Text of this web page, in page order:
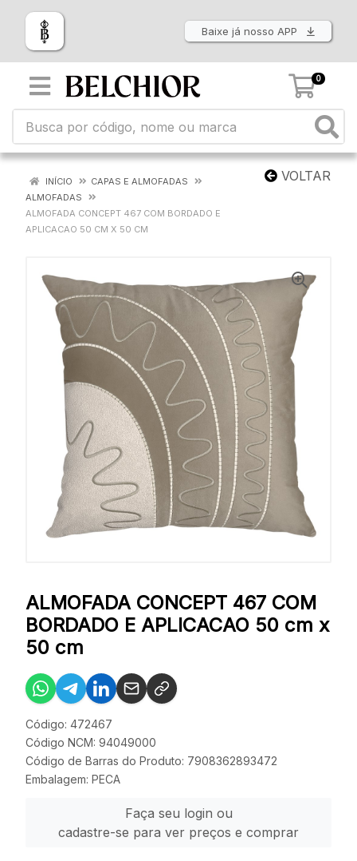
Baixe já nosso APP
0
VOLTAR
INÍCIO
CAPAS E ALMOFADAS
ALMOFADAS
ALMOFADA CONCEPT 467 COM BORDADO E
APLICACAO 50 CM X 50 CM
ALMOFADA CONCEPT 467 COM
BORDADO E APLICACAO 50 cm x
50 cm
Código: 472467
Código NCM: 94049000
Código de Barras do Produto: 7908362893472
Embalagem: PECA
Faça seu login ou
cadastre-se para ver preços e comprar